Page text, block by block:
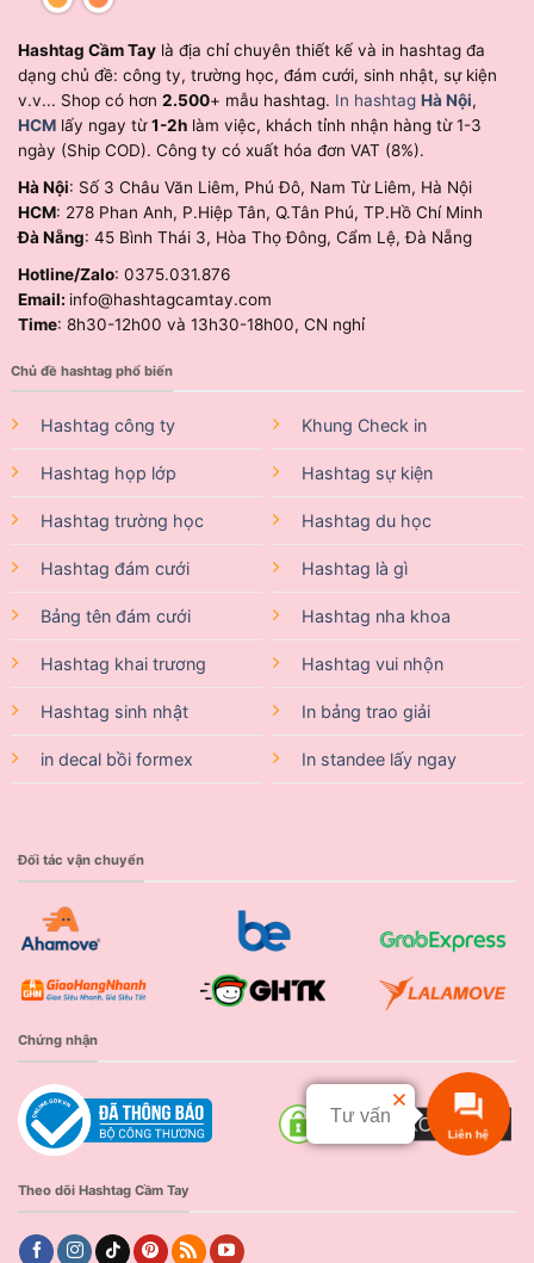
Hashtag Cầm Tay là địa chỉ chuyên thiết kế và in hashtag đa
dạng chủ đề: công ty, trường học, đám cưới, sinh nhật, sự kiện
v.v... Shop có hơn 2.500+ mẫu hashtag. In hashtag Hà Nội,
HCM lấy ngay từ1-2h làm việc, khách tỉnh nhận hàng từ 1-3
ngày (Ship COD). Công ty có xuất hóa đơn VAT (8%).
Hà Nội: Số 3 Châu Văn Liêm, Phú Đô, Nam Từ Liêm, Hà Nội
HCM: 278 Phan Anh, P.Hiệp Tân, Q.Tân Phú, TP.Hồ Chí Minh
Đà Nẵng: 45 Bình Thái 3, Hòa Thọ Đông, Cẩm Lệ, Đà Nẵng
Hotline/Zalo: 0375.031.876
Email: info@hashtagcamtay.com
Time: 8h30-12h00 và 13h30-18h00, CN nghỉ
Chủ đề hashtag phổ biến
Hashtag công ty
Hashtag họp lớp
Hashtag trường học
Hashtag đám cưới
Bảng tên đám cưới
Hashtag khai trương
Hashtag sinh nhật
in decal bồi formex
Khung Check in
Hashtag sự kiện
Hashtag du học
Hashtag là gì
Hashtag nha khoa
Hashtag vui nhộn
In bảng trao giải
In standee lấy ngay
Đối tác vận chuyển
Chứng nhận
Theo dõi Hashtag Cầm Tay
Liên hệ
Tư vấn